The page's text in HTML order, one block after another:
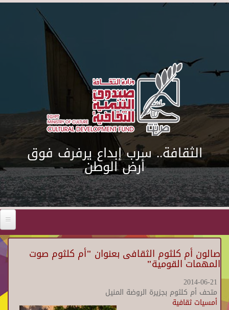
Skip to main content
الثقافة.. سرب إبداع يرفرف فوق
أرض الوطن
صالون أم كلثوم الثقافى بعنوان "أم كلثوم صوت
المهمات القومية"
2014-06-21
متحف أم كلثوم بجزيرة الروضة المنيل
أمسيات ثقافية